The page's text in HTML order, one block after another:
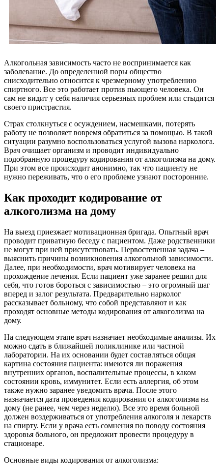
Алкогольная зависимость часто не воспринимается как
заболевание. До определенной поры общество
снисходительно относится к чрезмерному употреблению
спиртного. Все это работает против пьющего человека. Он
сам не видит у себя наличия серьезных проблем или стыдится
своего пристрастия.
Страх столкнуться с осуждением, насмешками, потерять
работу не позволяет вовремя обратиться за помощью. В такой
ситуации разумно воспользоваться услугой вызова нарколога.
Врач очищает организм и проводит индивидуально
подобранную процедуру кодирования от алкоголизма на дому.
При этом все происходит анонимно, так что пациенту не
нужно переживать, что о его проблеме узнают посторонние.
Как проходит кодирование от
алкоголизма на дому
На выезд приезжает мотивационная бригада. Опытный врач
проводит приватную беседу с пациентом. Даже родственники
не могут при ней присутствовать. Первостепенная задача –
выяснить причины возникновения алкогольной зависимости.
Далее, при необходимости, врач мотивирует человека на
прохождение лечения. Если пациент уже заранее решил для
себя, что готов бороться с зависимостью – это огромный шаг
вперед и залог результата. Предварительно нарколог
рассказывает больному, что собой представляют и как
проходят основные методы кодирования от алкоголизма на
дому.
На следующем этапе врач назначает необходимые анализы. Их
можно сдать в ближайшей поликлинике или частной
лаборатории. На их основании будет составляться общая
картина состояния пациента: имеются ли поражения
внутренних органов, воспалительные процессы, в каком
состоянии кровь, иммунитет. Если есть аллергия, об этом
также нужно заранее уведомить врача. После этого
назначается дата проведения кодирования от алкоголизма на
дому (не ранее, чем через неделю). Все это время больной
должен воздерживаться от употребления алкоголя и лекарств
на спирту. Если у врача есть сомнения по поводу состояния
здоровья больного, он предложит провести процедуру в
стационаре.
Основные виды кодирования от алкоголизма: